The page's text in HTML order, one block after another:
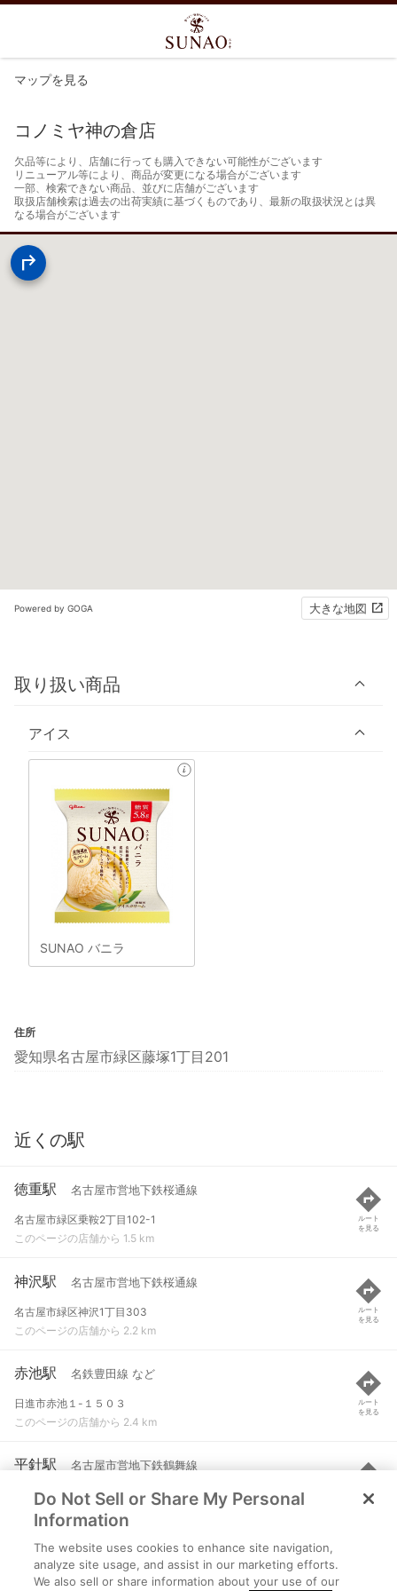
マップを見る
コノミヤ神の倉店
欠品等により、店舗に行っても購入できない可能性がございます
リニューアル等により、商品が変更になる場合がございます
一部、検索できない商品、並びに店舗がございます
取扱店舗検索は過去の出荷実績に基づくものであり、最新の取扱状況とは異
なる場合がございます
Powered by GOGA 大きな地図
取り扱い商品
アイス
SUNAO バニラ
住所
愛知県名古屋市緑区藤塚1丁目201
近くの駅
徳重駅 名古屋市営地下鉄桜通線
名古屋市緑区乗鞍2丁目102-1
このページの店舗から 1.5 km
ルート
を見る
神沢駅 名古屋市営地下鉄桜通線
名古屋市緑区神沢1丁目303
このページの店舗から 2.2 km
ルート
を見る
赤池駅 名鉄豊田線 など
日進市赤池１-１５０３
このページの店舗から 2.4 km
ルート
を見る
平針駅 名古屋市営地下鉄鶴舞線
名古屋市天白区平針２-１３０１
このページの店舗から 2.7 km
ルート
を見る
原駅 名古屋市営地下鉄鶴舞線
名古屋市天白区原１-５１３
Do Not Sell or Share My Personal
Information
The website uses cookies to enhance site navigation,
analyze site usage, and assist in our marketing efforts.
We also sell or share information about your use of our